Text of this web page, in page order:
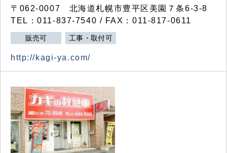
〒062-0007 北海道札幌市豊平区美園７条6-3-8
TEL：011-837-7540 / FAX：011-817-0611
販売可 工事・取付可
http://kagi-ya.com/